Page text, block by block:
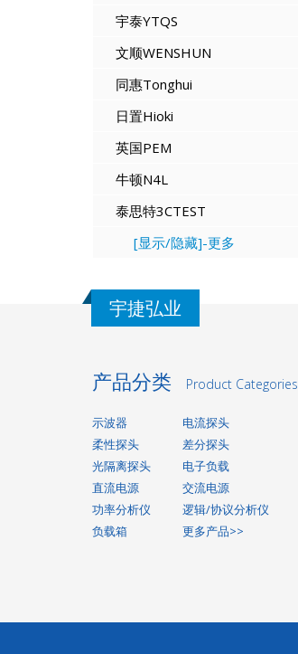
宇泰YTQS
文顺WENSHUN
同惠Tonghui
日置Hioki
英国PEM
牛顿N4L
泰思特3CTEST
[显示/隐藏]-更多
宇捷弘业
产品分类 Product Categories
示波器
电流探头
柔性探头
差分探头
光隔离探头
电子负载
直流电源
交流电源
功率分析仪
逻辑/协议分析仪
负载箱
更多产品>>